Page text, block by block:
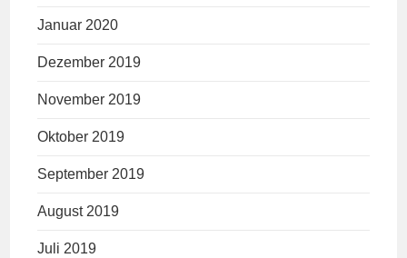
Januar 2020
Dezember 2019
November 2019
Oktober 2019
September 2019
August 2019
Juli 2019